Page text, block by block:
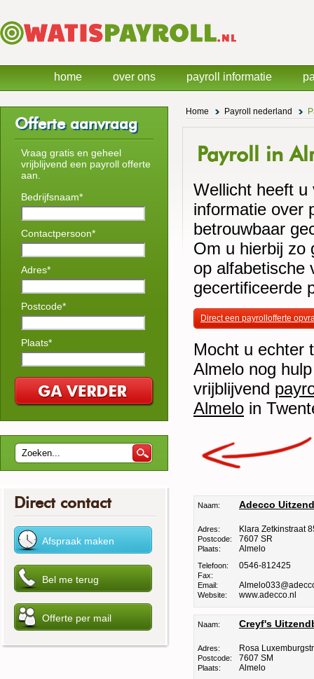
Home Payroll nederland
Payroll in
Wellicht heeft u
informatie over
betrouwbaar
Om u hierbij zo
op alfabetische
gecertificeerde
Direct een payrollofferte
Mocht u echter
Almelo nog
vrijblijvend
Almelo in
Naam: Adecco
Adres: Klara Zetkinstraat
Postcode: 7607 SR
Plaats: Almelo
Telefoon: 0546-812425
Fax:
Email:
Website: www.adecco.nl
Naam: Creyf's
Adres: Rosa
Postcode: 7607 SM
Plaats: Almelo
Offerte aanvraag
Vraag gratis en geheel
vrijblijvend een payroll offerte
aan.
Bedrijfsnaam*
Contactpersoon*
Adres*
Postcode*
Plaats*
Direct contact
home over ons payroll informatie